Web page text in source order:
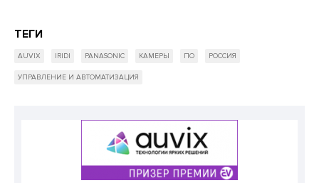
ТЕГИ
AUVIX IRIDI PANASONIC КАМЕРЫ ПО РОССИЯ
УПРАВЛЕНИЕ И АВТОМАТИЗАЦИЯ